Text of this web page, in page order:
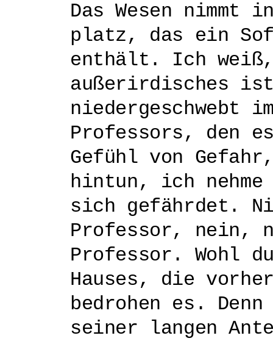
Das Wesen nimmt
platz, das ein
enthält. Ich
außerirdisches
niedergeschwebt
Professors, den
Gefühl von
hintun, ich
sich gefährdet.
Professor, nein,
Professor. Wohl
Hauses, die
bedrohen es.
seiner langen